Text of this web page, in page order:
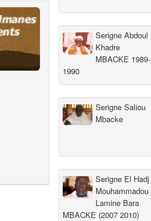
Serigne Abdoul
Khadre
MBACKE 1989-
1990
Serigne Saliou
Mbacke
Serigne El Hadj
Mouhammadou
Lamine Bara
MBACKE (2007 2010)